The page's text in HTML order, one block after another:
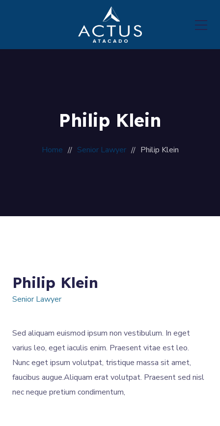
Philip Klein
Home Senior Lawyer Philip Klein
Philip Klein
Senior Lawyer
Sed aliquam euismod ipsum non vestibulum. In eget
varius leo, eget iaculis enim. Praesent vitae est leo.
Nunc eget ipsum volutpat, tristique massa sit amet,
faucibus augue.Aliquam erat volutpat. Praesent sed nisl
nec neque pretium condimentum,